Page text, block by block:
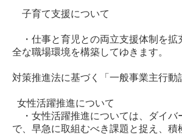
子育て支援について
・仕事と育児との両立支援体制を拡
全な職場環境を構築してゆきます。
次世代育
対策推進法に基づく「一般事業主行動
女性活躍推進について
・女性活躍推進については、ダイバ
で、早急に取組むべき課題と捉え、積